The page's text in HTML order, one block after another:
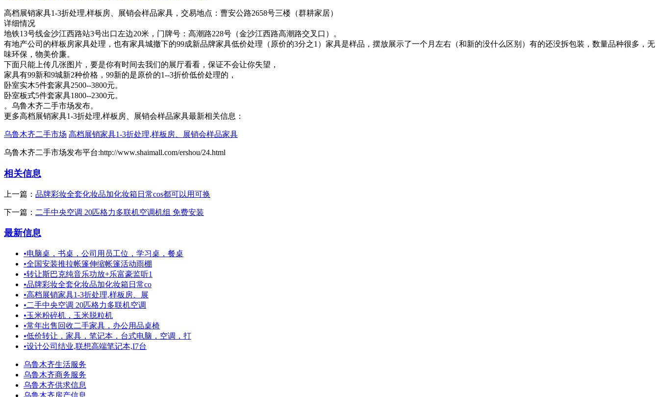
高档展销家具1-3折处理,样板房、展销会样品家具， 交易地点： 曹安公路2658号三楼（群耕家居）
详细情况
地铁13号线金沙江西路站3号出口左边2​‌‌0米，门牌号：高潮路228号（金沙江西路高潮路交叉口）。
有地产公司的样板房家具处理，也有家具城撤下的99成新品牌家具低价处理（原价的3分之1）家具是样品，摆放展示了一个月左右（和新的没什么区别）有的还没拆包装，数量品种很多，无
味环保，物美价廉。
下面只能上传几张图片，要是你有时间去我们的展厅看看，保证不会让你失望，
家具有99新和9城新2种价格，99新的是原价的1--3折价低价处理的，
卧室实木5件套家具2500--3800元。
卧室板式5件套家具1800--2300元。
。乌鲁木齐二手市场发布。
更多高档展销家具1-3折处理,样板房、展销会样品家具最新相关信息：
乌鲁木齐二手市场 高档展销家具1-3折处理,样板房、展销会样品家具
乌鲁木齐二手市场发布平台:http://www.shaimall.com/ershou/24.html
相关信息
上一篇： 品牌彩妆全套化妆品加化妆箱日常cos都可以用可换
下一篇： 二手中央空调 20匹格力多联机空调机组 免费安装
最新信息
•电脑桌，书桌，公司用员工位，学习桌，餐桌
•全国安装推拉帐篷伸缩帐篷活动雨棚
•转让斯巴克纯音乐功放+乐富豪监听1
•品牌彩妆全套化妆品加化妆箱日常co
•高档展销家具1-3折处理,样板房、展
•二手中央空调 20匹格力多联机空调
•玉米粉碎机，玉米脱粒机
•常年出售回收二手家具，办公用品桌椅
•低价转让，家具，笔记本，台式电脑，空调，打
•设计公司结业,联想高端笔记本,I7台
乌鲁木齐生活服务
乌鲁木齐商务服务
乌鲁木齐供求信息
乌鲁木齐房产信息